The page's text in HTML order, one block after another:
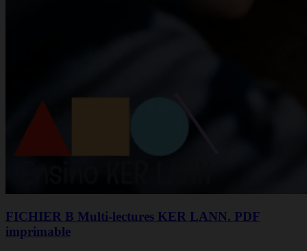
FICHIER B Multi-lectures KER LANN. PDF
imprimable